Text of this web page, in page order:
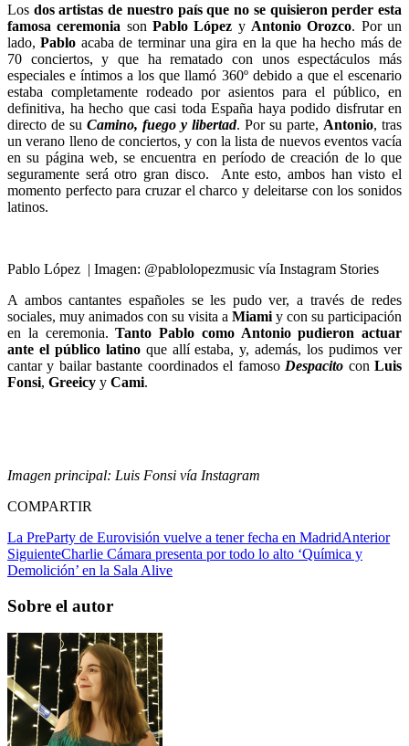
Los dos artistas de nuestro país que no se quisieron perder esta
famosa ceremonia sonPablo López y Antonio Orozco. Por un
lado,Pablo acaba de terminar una gira en la que ha hecho más de
70 conciertos, y que ha rematado con unos espectáculos más
especiales e íntimos a los que llamó 360º debido a que el escenario
estaba completamente rodeado por asientos para el público, en
definitiva, ha hecho que casi toda España haya podido disfrutar en
directo de su Camino, fuego y libertad. Por su parte, Antonio, tras
un verano lleno de conciertos, y con la lista de nuevos eventos vacía
en su página web, se encuentra en período de creación de lo que
seguramente será otro gran disco. Ante esto, ambos han visto el
momento perfecto para cruzar el charco y deleitarse con los sonidos
latinos.
Pablo López | Imagen: @pablolopezmusic vía Instagram Stories
A ambos cantantes españoles se les pudo ver, a través de redes
sociales, muy animados con su visita a Miami y con su participación
en la ceremonia. Tanto Pablo como Antonio pudieron actuar
ante el público latinoque allí estaba, y, además, los pudimos ver
cantar y bailar bastante coordinados el famoso Despacito conLuis
Fonsi, Greeicy y Cami.
Imagen principal: Luis Fonsi vía Instagram
COMPARTIR
La PreParty de Eurovisión vuelve a tener fecha en MadridAnterior
SiguienteCharlie Cámara presenta por todo lo alto ‘Química y
Demolición’ en la Sala Alive
Sobre el autor